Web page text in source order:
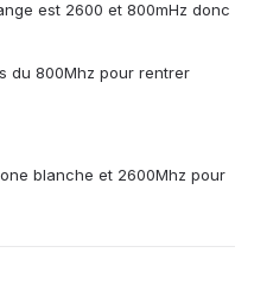
est 2600 et 800mHz donc
du 800Mhz pour rentrer
blanche et 2600Mhz pour